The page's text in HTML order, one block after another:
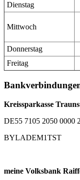
Dienstag
Mittwoch
Donnerstag
Freitag
Kreissparkasse
DE55 7105 2050 0000
BYLADEM1TST
meine Volksbank